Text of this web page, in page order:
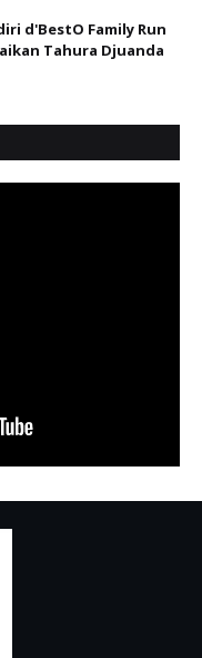
d'BestO Family Run
Tahura Djuanda